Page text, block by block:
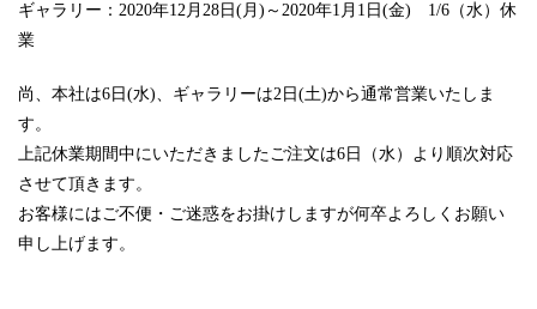
ギャラリー：2020年12月28日(月)～2020年1月1日(金) 1/6（水）休
業
尚、本社は6日(水)、ギャラリーは2日(土)から通常営業いたしま
す。
上記休業期間中にいただきましたご注文は6日（水）より順次対応
させて頂きます。
お客様にはご不便・ご迷惑をお掛けしますが何卒よろしくお願い
申し上げます。